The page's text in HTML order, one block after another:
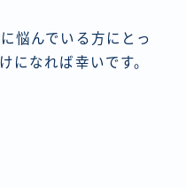
悩んでいる方にとっ
になれば幸いです。